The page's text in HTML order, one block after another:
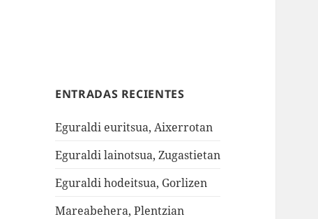
ENTRADAS RECIENTES
Eguraldi euritsua, Aixerrotan
Eguraldi lainotsua, Zugastietan
Eguraldi hodeitsua, Gorlizen
Mareabehera, Plentzian